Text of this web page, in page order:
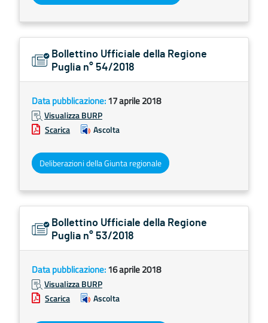
Bollettino Ufficiale della Regione
Puglia n° 54/2018
Data pubblicazione:17 aprile 2018
Visualizza BURP
Scarica
Ascolta
Deliberazioni della Giunta regionale
Bollettino Ufficiale della Regione
Puglia n° 53/2018
Data pubblicazione:16 aprile 2018
Visualizza BURP
Scarica
Ascolta